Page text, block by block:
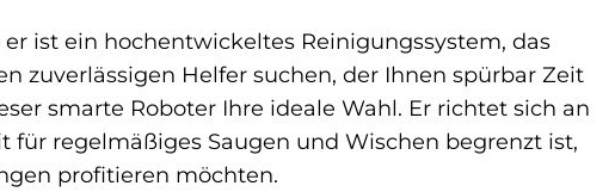
er ist ein hochentwickeltes Reinigungssystem, das
zuverlässigen Helfer suchen, der Ihnen spürbar Zeit
smarte Roboter Ihre ideale Wahl. Er richtet sich an
regelmäßiges Saugen und Wischen begrenzt ist,
profitieren möchten.